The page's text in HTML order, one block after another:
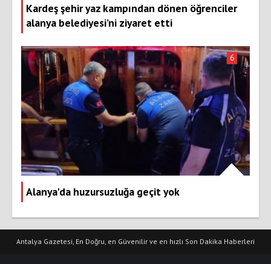
Kardeş şehir yaz kampından dönen öğrenciler
alanya belediyesi’ni ziyaret etti
Alanya'da huzursuzluğa geçit yok
6
Antalya Gazetesi, En Doğru, en Güvenilir ve en hızlı Son Dakika Haberleri